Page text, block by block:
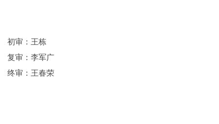
初审：王栋
复审：李军广
终审：王春荣